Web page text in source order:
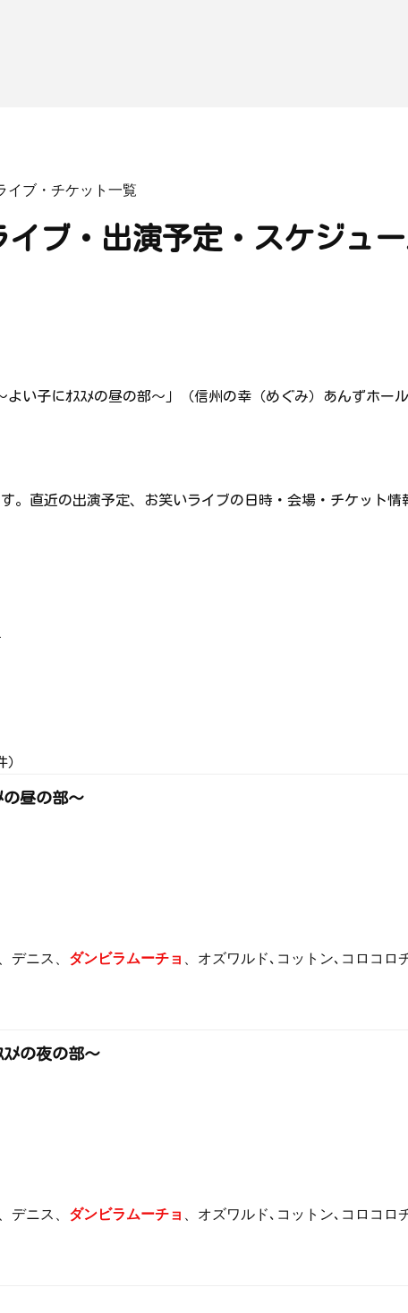
イブ・チケット一覧
ブ・出演予定・スケジュ
よい子にｵｽｽﾒの昼の部～」（信州の幸（めぐみ）あんずホー
。直近の出演予定、お笑いライブの日時・会場・チケット情
の昼の部～
デニス、 ダンビラムーチョ
、オズワルド､コットン､コロコロ
ﾒの夜の部～
デニス、 ダンビラムーチョ
、オズワルド､コットン､コロコロ